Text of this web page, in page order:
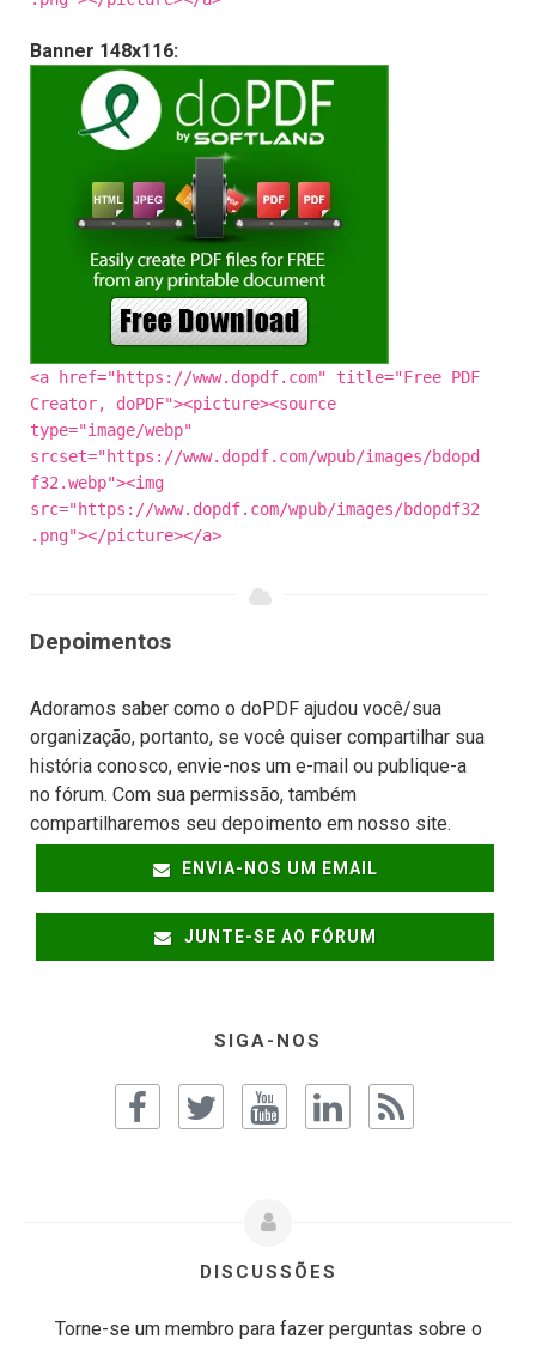
Banner 148x116:
<a href="https://www.dopdf.com" title="Free PDF
Creator, doPDF"><picture><source
type="image/webp"
srcset="https://www.dopdf.com/wpub/images/bdopd
f32.webp"><img
src="https://www.dopdf.com/wpub/images/bdopdf32
.png"></picture></a>
Depoimentos
Adoramos saber como o doPDF ajudou você/sua
organização, portanto, se você quiser compartilhar sua
história conosco, envie-nos um e-mail ou publique-a
no fórum. Com sua permissão, também
compartilharemos seu depoimento em nosso site.
ENVIA-NOS UM EMAIL
JUNTE-SE AO FÓRUM
SIGA-NOS
DISCUSSÕES
Torne-se um membro para fazer perguntas sobre o